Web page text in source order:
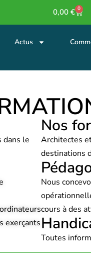
0,00 € 0
Actus
dans le
exerçants
Nos
Architectes
destinations
Nous
cours à des
Toutes